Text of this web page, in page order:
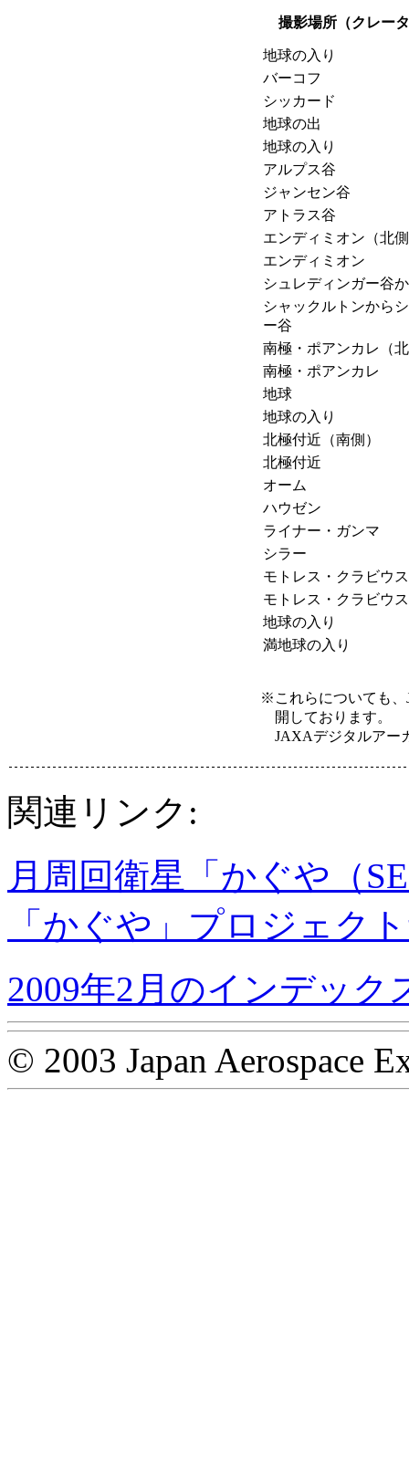
撮影場所（クレー
地球の入り
バーコフ
シッカード
地球の出
地球の入り
アルプス谷
ジャンセン谷
アトラス谷
エンディミオン（北
エンディミオン
シュレディンガー谷
シャックルトンから
ー谷
南極・ポアンカレ（
南極・ポアンカレ
地球
地球の入り
北極付近（南側）
北極付近
オーム
ハウゼン
ライナー・ガンマ
シラー
モトレス・クラビウ
モトレス・クラビウス
地球の入り
満地球の入り
※これらについても
開しております。
JAXAデジタルアー
関連リンク:
月周回衛星「かぐや（
「かぐや」プロジェク
2009年2月のインデック
© 2003 Japan Aerospace